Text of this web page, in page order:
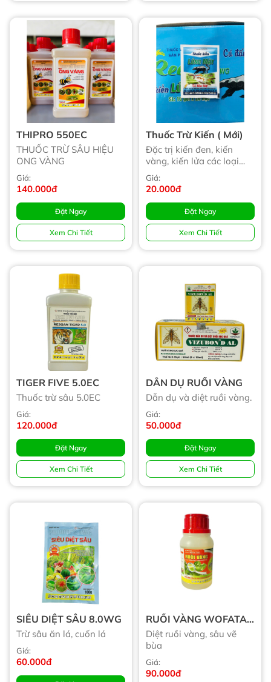
THIPRO 550EC
THUỐC TRỪ SÂU HIỆU
ONG VÀNG
Giá:
140.000đ
Đặt Ngay
Xem Chi Tiết
Thuốc Trừ Kiến ( Mới)
Đặc trị kiến đen, kiến
vàng, kiến lửa các loại
sâu...
Giá:
20.000đ
Đặt Ngay
Xem Chi Tiết
TIGER FIVE 5.0EC
Thuốc trừ sâu 5.0EC
Giá:
120.000đ
Đặt Ngay
Xem Chi Tiết
DẪN DỤ RUỒI VÀNG
Dẫn dụ và diệt ruồi vàng.
Giá:
50.000đ
Đặt Ngay
Xem Chi Tiết
SIÊU DIỆT SÂU 8.0WG
Trừ sâu ăn lá, cuốn lá
Giá:
60.000đ
RUỒI VÀNG WOFATAC
350EC (Tạm Hết Hàng)
Diệt ruồi vàng, sâu vẽ
bùa
Giá:
90.000đ